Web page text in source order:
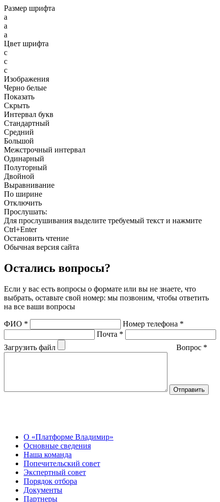
Размер шрифта
a
a
a
Цвет шрифта
c
c
c
Изображения
Черно белые
Показать
Скрыть
Интервал букв
Стандартный
Средний
Большой
Межстрочный интервал
Одинарный
Полуторный
Двойной
Выравнивание
По ширине
Отключить
Прослушать:
Для прослушивания выделите требуемый текст и нажмите
Ctrl+Enter
Остановить чтение
Обычная версия сайта
Остались вопросы?
Если у вас есть вопросы о формате или вы не знаете, что
выбрать, оставьте свой номер: мы позвоним, чтобы ответить
на все ваши вопросы
ФИО * Номер телефона *
Почта *
Загрузить файл
Вопрос *
О «Платформе Владимир»
Основные сведения
Наша команда
Попечительский совет
Экспертный совет
Порядок отбора
Документы
Партнеры